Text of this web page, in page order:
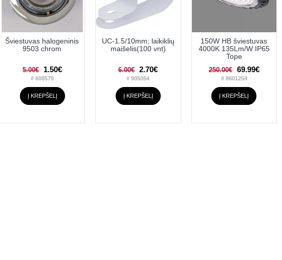
Šviestuvas halogeninis
9503 chrom
5.00€ 1.50€
# 608570
Į KREPŠELĮ
UC-1.5/10mm; laikiklių
maišelis(100 vnt)
6.00€ 2.70€
# 905054
Į KREPŠELĮ
150W HB šviestuvas
4000K 135Lm/W IP65
Tope
250.00€ 69.99€
# 8601254
Į KREPŠELĮ